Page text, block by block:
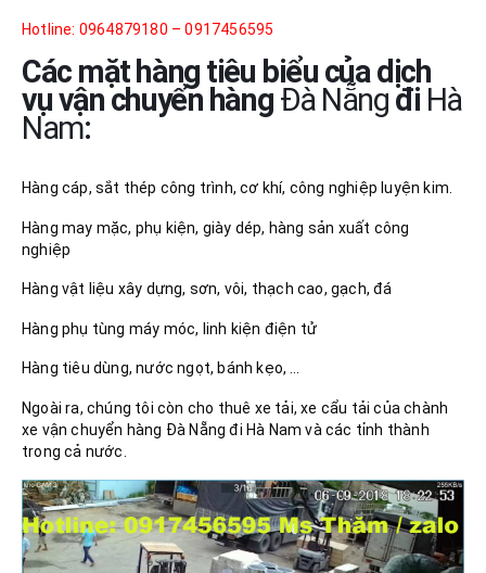
Hotline: 0964879180 – 0917456595
Các mặt hàng tiêu biểu của dịch
vụ vận chuyển hàng Đà Nẵng đi Hà
Nam:
Hàng cáp, sắt thép công trình, cơ khí, công nghiệp luyện kim.
Hàng may mặc, phụ kiện, giày dép, hàng sản xuất công
nghiệp
Hàng vật liệu xây dựng, sơn, vôi, thạch cao, gạch, đá
Hàng phụ tùng máy móc, linh kiện điện tử
Hàng tiêu dùng, nước ngọt, bánh kẹo, …
Ngoài ra, chúng tôi còn cho thuê xe tải, xe cẩu tải của chành
xe vận chuyển hàng Đà Nẵng đi Hà Nam và các tỉnh thành
trong cả nước.